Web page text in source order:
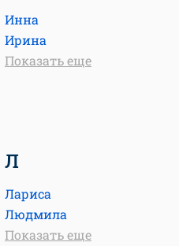
Инна
Ирина
Показать еще
Л
Лариса
Людмила
Показать еще